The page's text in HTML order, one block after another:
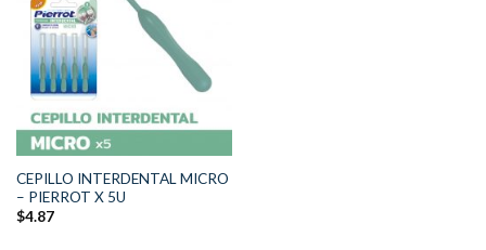
CEPILLO INTERDENTAL MICRO
– PIERROT X 5U
$4.87